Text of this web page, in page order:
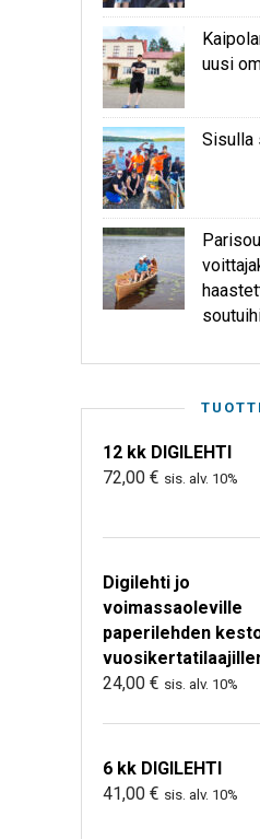
uusi
Sisulla
12 kk DIGILEHTI
72,00 € sis. alv. 10%
Digilehti jo
voimassaoleville
paperilehden
24,00 € sis. alv. 10%
6 kk DIGILEHTI
41,00 € sis. alv. 10%